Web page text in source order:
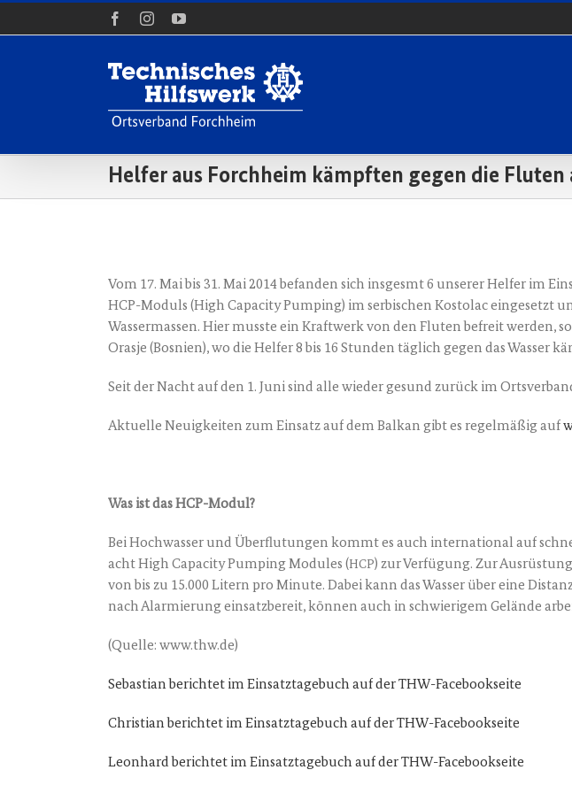
FacebookInstagramYouTube
Helfer aus Forchheim kämpften gegen die Fluten
grösseres
Bild
Vom 17. Mai bis 31. Mai 2014 befan­den sich ins­ges­mt 6 unse­rer Hel­fer im
HCP-Moduls (High Capa­ci­ty Pum­ping) im ser­bi­schen Kos­to­lac
Was­ser­mas­sen. Hier muss­te ein Kraft­werk von den Flu­ten befreit wer­den,
Oras­je (Bos­ni­en), wo die Hel­fer 8 bis 16 Stun­den täg­lich gegen das Was­ser
Seit der Nacht auf den 1. Juni sind alle wie­der gesund zurück im
Aktu­el­le Neu­ig­kei­ten zum Ein­satz auf dem Bal­kan gibt es regel­mä­ßig auf
Was ist das HCP-Modul?
Bei Hoch­was­ser und Über­flu­tun­gen kommt es auch inter­na­tio­nal auf
acht High Capa­ci­ty Pum­ping Modu­les (HCP) zur Ver­fü­gung. Zur
von bis zu 15.000 Litern pro Minu­te. Dabei kann das Was­ser über eine
nach Alar­mie­rung ein­satz­be­reit, kön­nen auch in schwie­ri­gem Gelän­de
(Quel­le: www.thw.de)
Sebas­ti­an berich­tet im Ein­satz­ta­ge­buch auf der THW-Facebookseite
Chris­ti­an berich­tet im Ein­satz­ta­ge­buch auf der THW-Facebookseite
Leon­hard berich­tet im Ein­satz­ta­ge­buch auf der THW-Facebookseite